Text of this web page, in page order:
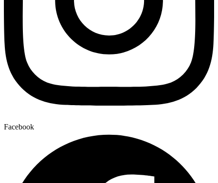
Facebook